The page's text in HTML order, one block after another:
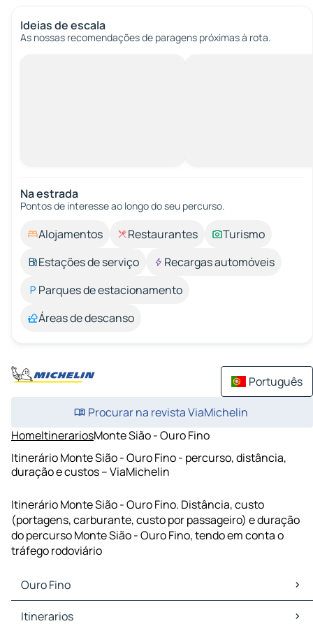
Ideias de escala
As nossas recomendações de paragens próximas à rota.
Na estrada
Pontos de interesse ao longo do seu percurso.
Alojamentos Restaurantes
Turismo
Estações de serviço
Recargas automóveis
Parques de estacionamento
Áreas de descanso
Português
Procurar na revista ViaMichelin
HomeItinerariosMonte Sião - Ouro Fino
Itinerário Monte Sião - Ouro Fino - percurso, distância,
duração e custos – ViaMichelin
Itinerário Monte Sião - Ouro Fino. Distância, custo
(portagens, carburante, custo por passageiro) e duração
do percurso Monte Sião - Ouro Fino, tendo em conta o
tráfego rodoviário
Ouro Fino
Ouro Fino Mapas Plantas
Itinerarios